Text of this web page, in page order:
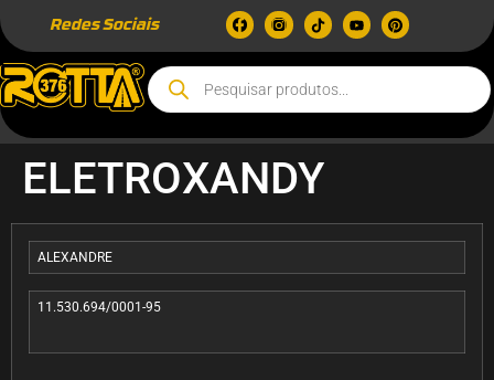
Redes Sociais
ELETROXANDY
ALEXANDRE
11.530.694/0001-95